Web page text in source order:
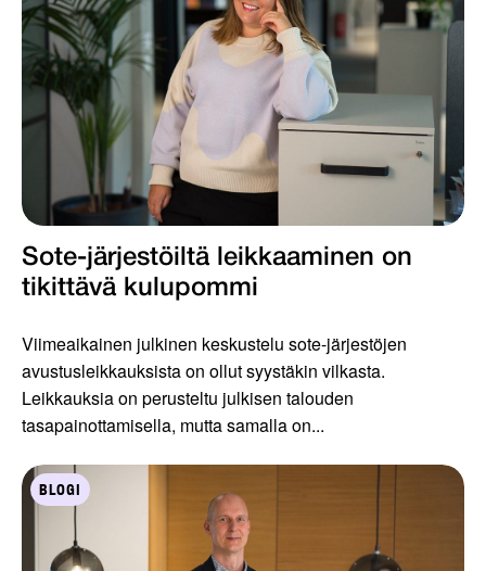
Sote-järjestöiltä leikkaaminen on
tikittävä kulupommi
Viimeaikainen julkinen keskustelu sote-järjestöjen
avustusleikkauksista on ollut syystäkin vilkasta.
Leikkauksia on perusteltu julkisen talouden
tasapainottamisella, mutta samalla on...
BLOGI